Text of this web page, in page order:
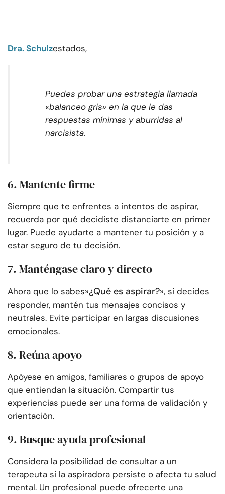
Dra. Schulzestados,
Puedes probar una estrategia llamada
«balanceo gris» en la que le das
respuestas mínimas y aburridas al
narcisista.
6. Mantente firme
Siempre que te enfrentes a intentos de aspirar,
recuerda por qué decidiste distanciarte en primer
lugar. Puede ayudarte a mantener tu posición y a
estar seguro de tu decisión.
7. Manténgase claro y directo
Ahora que lo sabes»¿Qué es aspirar?», si decides
responder, mantén tus mensajes concisos y
neutrales. Evite participar en largas discusiones
emocionales.
8. Reúna apoyo
Apóyese en amigos, familiares o grupos de apoyo
que entiendan la situación. Compartir tus
experiencias puede ser una forma de validación y
orientación.
9. Busque ayuda profesional
Considera la posibilidad de consultar a un
terapeuta si la aspiradora persiste o afecta tu salud
mental. Un profesional puede ofrecerte una